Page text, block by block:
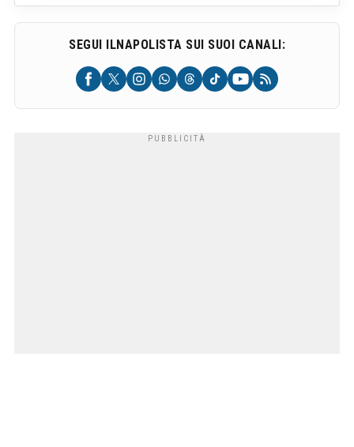
SEGUI ILNAPOLISTA SUI SUOI CANALI: